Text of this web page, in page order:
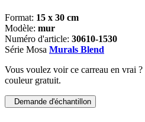
Format: 15 x 30 cm
Modèle: mur
Numéro d'article: 30610-1530
Série Mosa Murals Blend
Vous voulez voir ce carreau en vrai
couleur gratuit.
Demande d'échantillon